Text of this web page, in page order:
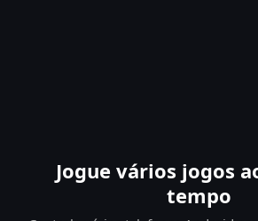
Jogue vários jogos
tempo